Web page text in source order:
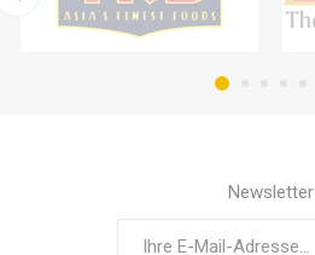
Newsletter